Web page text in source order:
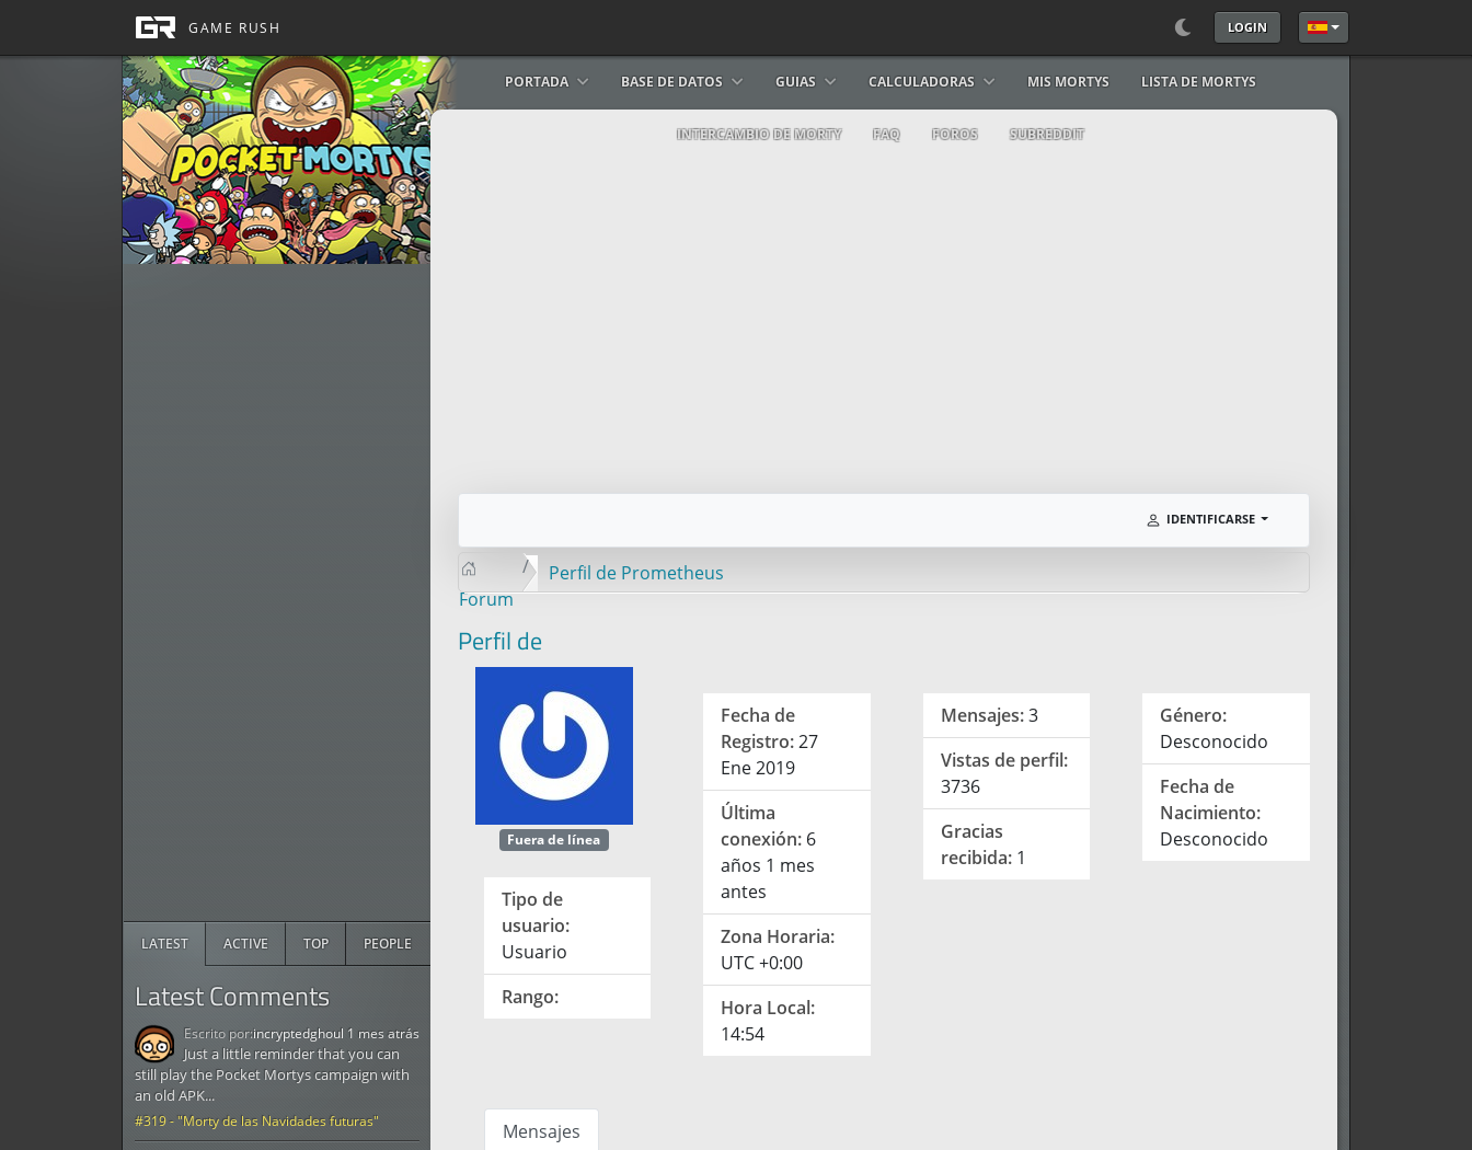
LOGIN Seleccione su idioma
PORTADA BASE DE DATOS GUIAS CALCULADORAS MIS MORTYS LISTA DE MORTYS
INTERCAMBIO DE MORTY FAQ FOROS SUBREDDIT
LATEST ACTIVE TOP PEOPLE
Latest Comments
#319 - "Morty de las Navidades futuras"
1 mes atrás
Just a little reminder that you can
still play the Pocket Mortys campaign with
an old APK...
Escrito por:incryptedghoul
IDENTIFICARSE
Forum
Perfil de Prometheus
Perfil de
Fuera de línea
Tipo de
usuario:
Usuario
Rango:
Fecha de
Registro:27
Ene 2019
Última
conexión: 6
años 1 mes
antes
Zona Horaria:
UTC +0:00
Hora Local:
14:54
Mensajes:3
Vistas de perfil:
3736
Gracias
recibida: 1
Género:
Desconocido
Fecha de
Nacimiento:
Desconocido
Mensajes